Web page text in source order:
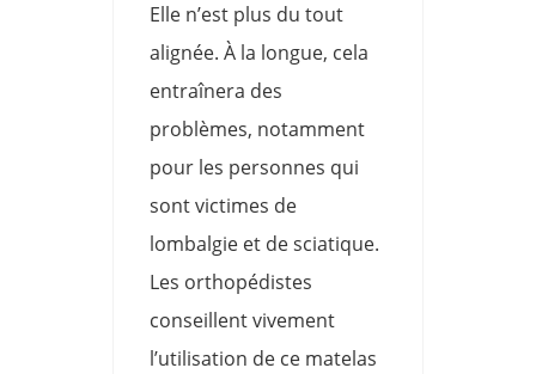
Elle n’est plus du tout
alignée. À la longue, cela
entraînera des
problèmes, notamment
pour les personnes qui
sont victimes de
lombalgie et de sciatique.
Les orthopédistes
conseillent vivement
l’utilisation de ce matelas